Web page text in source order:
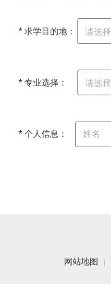
* 求学目的地： 请选择
* 专业选择： 请选择
* 个人信息：
网站地图